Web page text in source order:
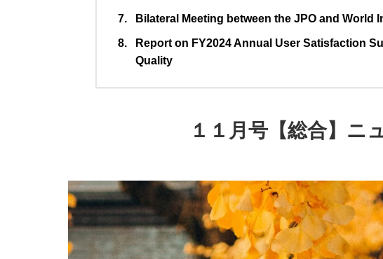
Bilateral Meeting between the JPO and World
Report on FY2024 Annual User Satisfaction
Quality
１１月号【総合】ニ